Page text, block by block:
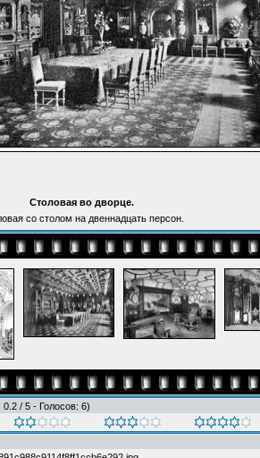
Столовая во дворце.
со столом на двеннадцать персон.
0.2 / 5 - Голосов: 6)